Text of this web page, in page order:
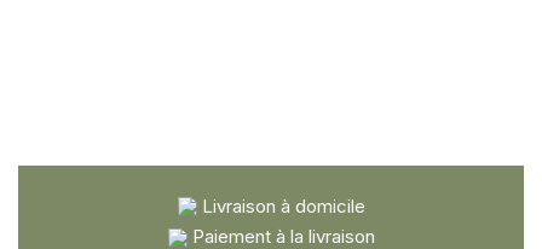
Livraison à domicile
Paiement à la livraison